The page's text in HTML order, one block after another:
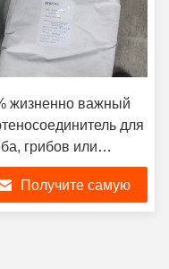
жизненно важный
для
грибов или
Получите самую